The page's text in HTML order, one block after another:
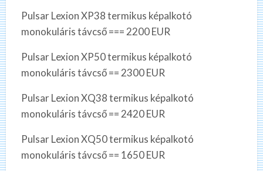
Pulsar Lexion XP38 termikus képalkotó
monokuláris távcső === 2200 EUR
Pulsar Lexion XP50 termikus képalkotó
monokuláris távcső == 2300 EUR
Pulsar Lexion XQ38 termikus képalkotó
monokuláris távcső == 2420 EUR
Pulsar Lexion XQ50 termikus képalkotó
monokuláris távcső == 1650 EUR